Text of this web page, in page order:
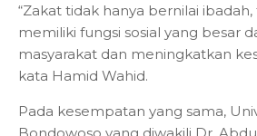
“Zakat tidak hanya bernilai
memiliki fungsi sosial yang besar
masyarakat dan meningkatkan
kata Hamid Wahid.
Pada kesempatan yang sama,